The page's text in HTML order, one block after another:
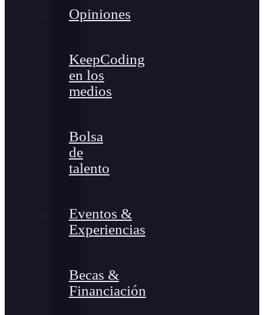
Opiniones
KeepCoding
en los
medios
Bolsa
de
talento
Eventos &
Experiencias
Becas &
Financiación